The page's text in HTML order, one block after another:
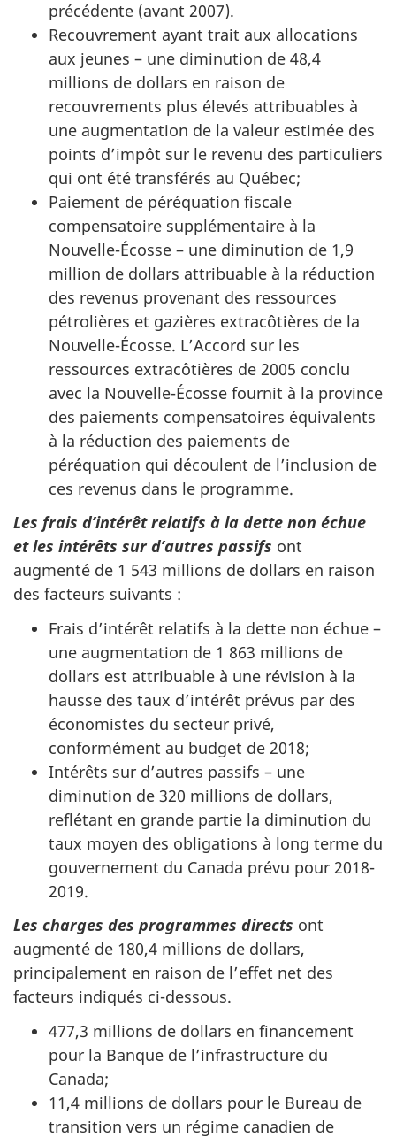
précédente (avant 2007).
Recouvrement ayant trait aux allocations
aux jeunes – une diminution de 48,4
millions de dollars en raison de
recouvrements plus élevés attribuables à
une augmentation de la valeur estimée des
points d’impôt sur le revenu des particuliers
qui ont été transférés au Québec;
Paiement de péréquation fiscale
compensatoire supplémentaire à la
Nouvelle-Écosse – une diminution de 1,9
million de dollars attribuable à la réduction
des revenus provenant des ressources
pétrolières et gazières extracôtières de la
Nouvelle-Écosse. L’Accord sur les
ressources extracôtières de 2005 conclu
avec la Nouvelle-Écosse fournit à la province
des paiements compensatoires équivalents
à la réduction des paiements de
péréquation qui découlent de l’inclusion de
ces revenus dans le programme.
Les frais d’intérêt relatifs à la dette non échue
et les intérêts sur d’autres passifs ont
augmenté de 1 543 millions de dollars en raison
des facteurs suivants :
Frais d’intérêt relatifs à la dette non échue –
une augmentation de 1 863 millions de
dollars est attribuable à une révision à la
hausse des taux d’intérêt prévus par des
économistes du secteur privé,
conformément au budget de 2018;
Intérêts sur d’autres passifs – une
diminution de 320 millions de dollars,
reflétant en grande partie la diminution du
taux moyen des obligations à long terme du
gouvernement du Canada prévu pour 2018-
2019.
Les charges des programmes directs ont
augmenté de 180,4 millions de dollars,
principalement en raison de l’effet net des
facteurs indiqués ci-dessous.
477,3 millions de dollars en financement
pour la Banque de l’infrastructure du
Canada;
11,4 millions de dollars pour le Bureau de
transition vers un régime canadien de